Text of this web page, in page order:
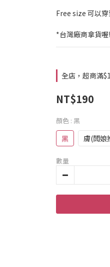
Free size 可以穿
*台灣廠商拿貨
全店，超商滿
NT$190
顏色 : 黑
黑 膚(闆娘
數量